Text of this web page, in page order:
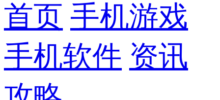
首页 手机游戏
手机软件 资讯